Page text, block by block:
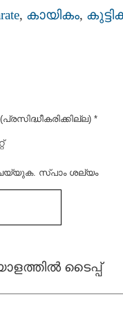
, കായികം,
*
സ്പാം ശല്യം
ടൈപ്പ്